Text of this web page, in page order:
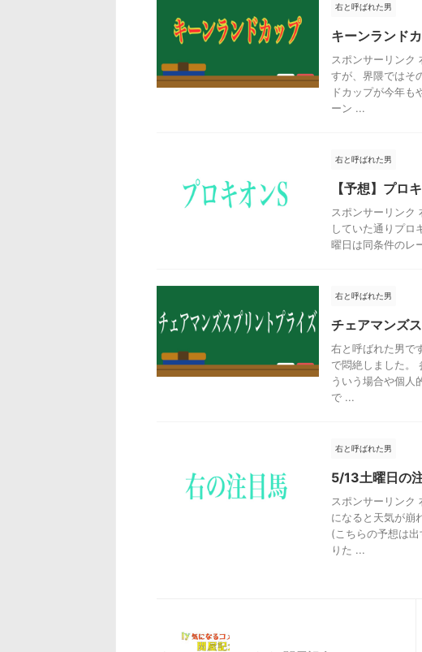
右と呼ばれた男
キーンランド
スポンサーリンク
すが、界隈ではそ
ドカップが今年も
ーン ...
右と呼ばれた男
【予想】プロ
スポンサーリンク
していた通りプロ
曜日は同条件のレ
右と呼ばれた男
チェアマンズ
右と呼ばれた男で
で悶絶しました。
ういう場合や個人
で ...
右と呼ばれた男
5/13土曜日の
スポンサーリンク
になると天気が崩
(こちらの予想は
りた ...